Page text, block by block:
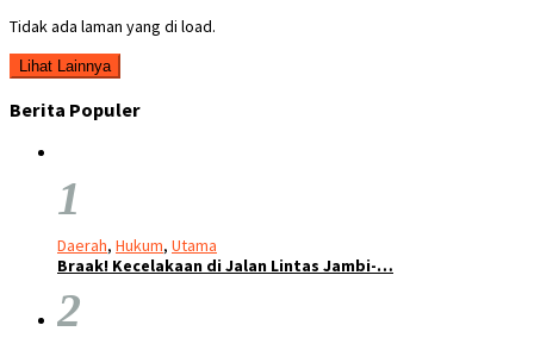
Tidak ada laman yang di load.
Lihat Lainnya
Berita Populer
1
Daerah, Hukum, Utama
Braak! Kecelakaan di Jalan Lintas Jambi-…
2